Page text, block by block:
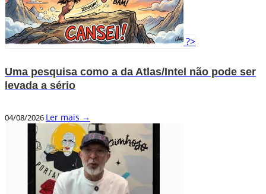
?>
Uma pesquisa como a da Atlas/Intel não pode ser
levada a sério
04/08/2026 Ler mais →